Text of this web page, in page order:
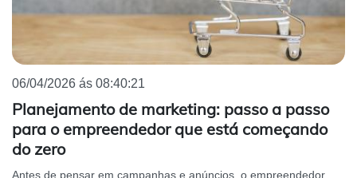
06/04/2026 ás 08:40:21
Planejamento de marketing: passo a passo
para o empreendedor que está começando
do zero
Antes de pensar em campanhas e anúncios, o empreendedor